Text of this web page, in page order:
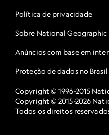
Política de privacidade
Sobre National Geographic
Anúncios com base em
Proteção de dados no Brasil
Copyright © 1996-2015
Copyright © 2015-2026
Todos os direitos